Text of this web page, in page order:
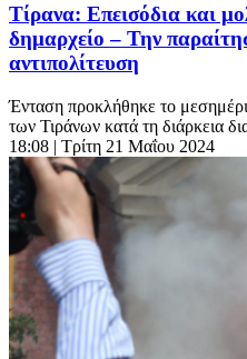
Τίρανα: Επεισόδια και
δημαρχείο – Την
αντιπολίτευση
Ένταση προκλήθηκε το
των Τιράνων κατά τη διάρκεια
18:08 | Τρίτη 21 Μαΐου 2024